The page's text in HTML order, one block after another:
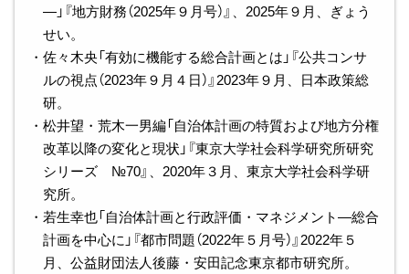
―」『地方財務（2025年９月号）』、2025年９月、ぎょう
せい。
・佐々木央「有効に機能する総合計画とは」『公共コンサ
ルの視点（2023年９月４日）』2023年９月、日本政策総
研。
・松井望・荒木一男編「自治体計画の特質および地方分権
改革以降の変化と現状」『東京大学社会科学研究所研究
シリーズ №70』、2020年３月、東京大学社会科学研
究所。
・若生幸也「自治体計画と行政評価・マネジメント―総合
計画を中心に」『都市問題（2022年５月号）』2022年５
月、公益財団法人後藤・安田記念東京都市研究所。